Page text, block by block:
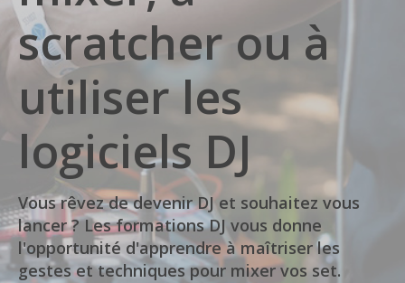
scratcher ou à
utiliser les
logiciels DJ
Vous rêvez de devenir DJ et souhaitez vous
lancer ? Les formations DJ vous donne
l'opportunité d'apprendre à maîtriser les
gestes et techniques pour mixer vos set.